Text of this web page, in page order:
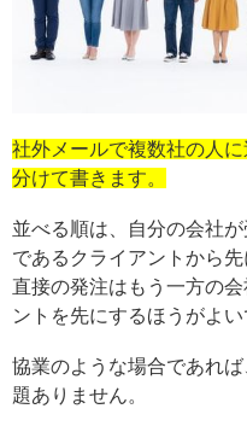
社外メールで複数社の人
分けて書きます。
並べる順は、自分の会社
であるクライアントから
直接の発注はもう一方の
ントを先にするほうがよい
協業のような場合であれ
題ありません。